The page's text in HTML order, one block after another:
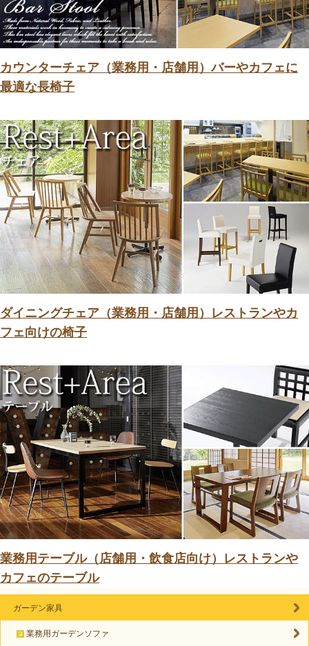
カウンターチェア（業務用・店舗用）バーやカフェに
最適な長椅子
ダイニングチェア（業務用・店舗用）レストランやカ
フェ向けの椅子
業務用テーブル（店舗用・飲食店向け）レストランや
カフェのテーブル
ガーデン家具
業務用ガーデンソファ